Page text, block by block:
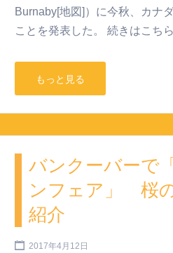
Burnaby[地図]）に今秋、カナ
ことを発表した。 続きはこち
もっと見る
バンクーバーで
ンフェア」 桜
紹介
2017年4月12日